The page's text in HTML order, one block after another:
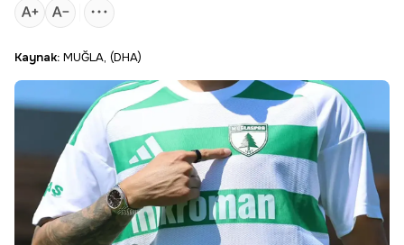
Kaynak: MUĞLA, (DHA)